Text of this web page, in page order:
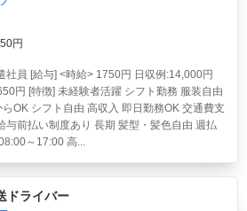
円
社員 [給与] <時給> 1750円 日収例:14,000円
円 [特徴] 未経験者活躍 シフト勤務 服装自由
OK シフト自由 高収入 即日勤務OK 交通費支
与前払い制度あり 長期 髪型・髪色自由 週払
～17:00 高...
ドライバー